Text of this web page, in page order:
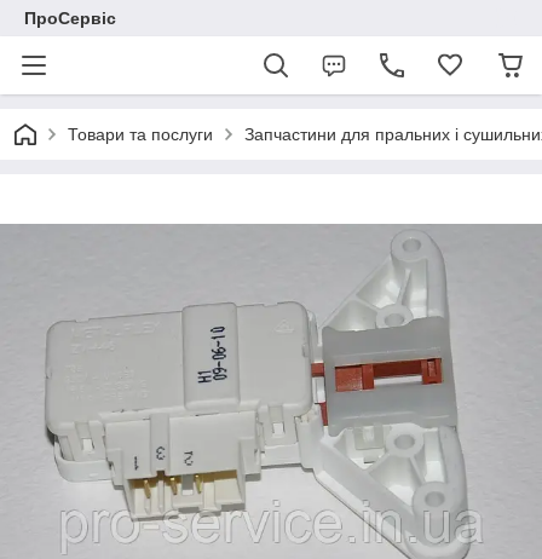
ПроСервіс
Товари та послуги Запчастини для пральних і